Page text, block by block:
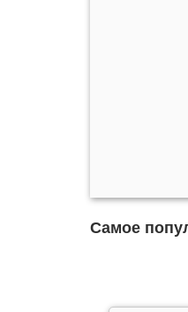
Самое